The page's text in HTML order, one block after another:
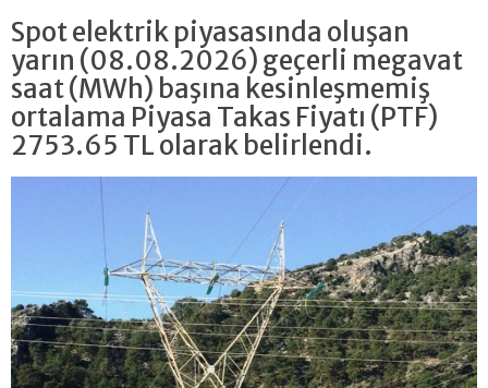
Spot elektrik piyasasında oluşan
yarın (08.08.2026) geçerli megavat
saat (MWh) başına kesinleşmemiş
ortalama Piyasa Takas Fiyatı (PTF)
2753.65 TL olarak belirlendi.